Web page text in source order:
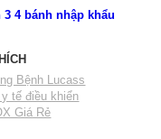
3 4 bánh nhập khẩu
Bệnh Lucass
tế điều khiển
Giá Rẻ